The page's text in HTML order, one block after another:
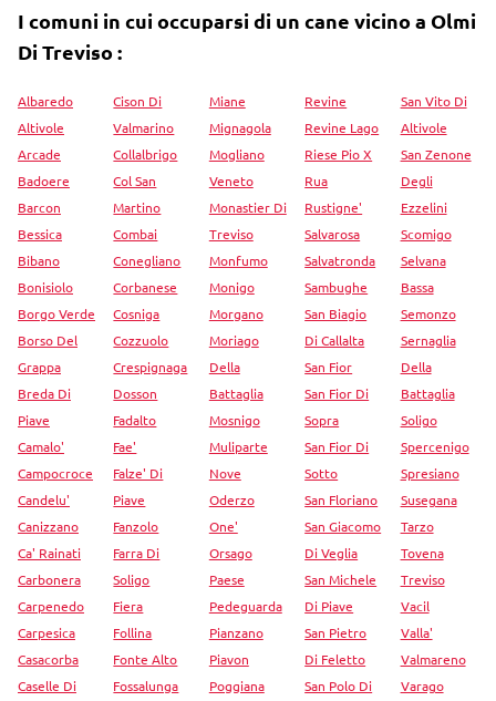
I comuni in cui occuparsi di un cane vicino a Olmi
Di Treviso :
Albaredo
Altivole
Arcade
Badoere
Barcon
Bessica
Bibano
Bonisiolo
Borgo Verde
Borso Del
Grappa
Breda Di
Piave
Camalo'
Campocroce
Candelu'
Canizzano
Ca' Rainati
Carbonera
Carpenedo
Carpesica
Casacorba
Caselle Di
Cison Di
Valmarino
Collalbrigo
Col San
Martino
Combai
Conegliano
Corbanese
Cosniga
Cozzuolo
Crespignaga
Dosson
Fadalto
Fae'
Falze' Di
Piave
Fanzolo
Farra Di
Soligo
Fiera
Follina
Fonte Alto
Fossalunga
Miane
Mignagola
Mogliano
Veneto
Monastier Di
Treviso
Monfumo
Monigo
Morgano
Moriago
Della
Battaglia
Mosnigo
Muliparte
Nove
Oderzo
One'
Orsago
Paese
Pedeguarda
Pianzano
Piavon
Poggiana
Revine
Revine Lago
Riese Pio X
Rua
Rustigne'
Salvarosa
Salvatronda
Sambughe
San Biagio
Di Callalta
San Fior
San Fior Di
Sopra
San Fior Di
Sotto
San Floriano
San Giacomo
Di Veglia
San Michele
Di Piave
San Pietro
Di Feletto
San Polo Di
San Vito Di
Altivole
San Zenone
Degli
Ezzelini
Scomigo
Selvana
Bassa
Semonzo
Sernaglia
Della
Battaglia
Soligo
Spercenigo
Spresiano
Susegana
Tarzo
Tovena
Treviso
Vacil
Valla'
Valmareno
Varago